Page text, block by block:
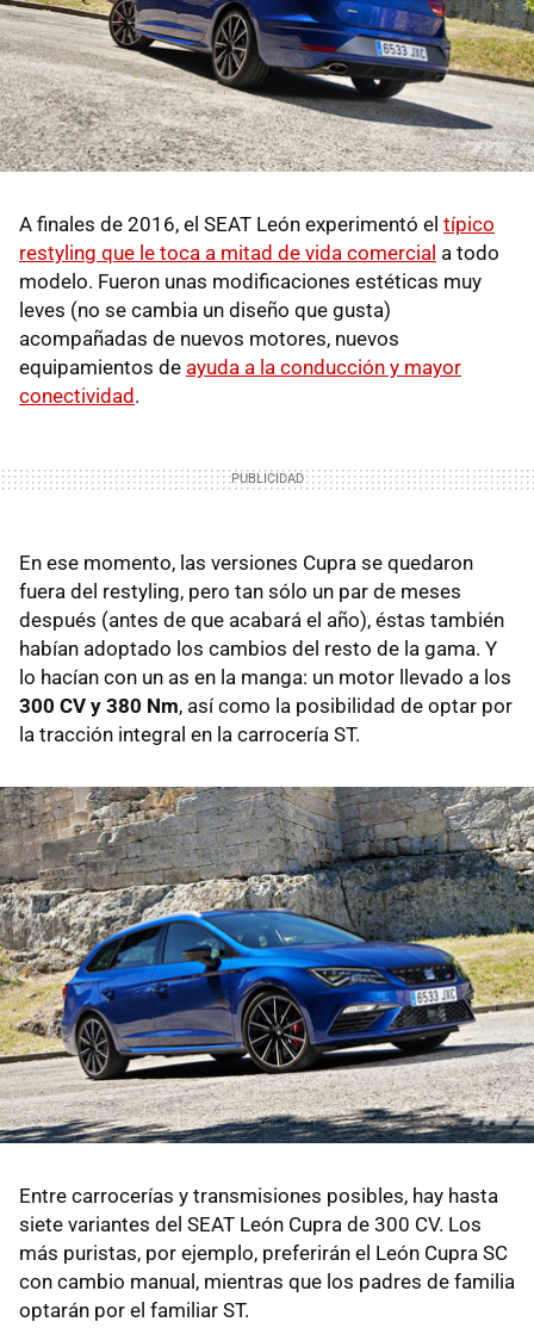
A finales de 2016, el SEAT León experimentó el típico
restyling que le toca a mitad de vida comercial a todo
modelo. Fueron unas modificaciones estéticas muy
leves (no se cambia un diseño que gusta)
acompañadas de nuevos motores, nuevos
equipamientos de ayuda a la conducción y mayor
conectividad .
En ese momento, las versiones Cupra se quedaron
fuera del restyling, pero tan sólo un par de meses
después (antes de que acabará el año), éstas también
habían adoptado los cambios del resto de la gama. Y
lo hacían con un as en la manga: un motor llevado a los
300 CV y 380 Nm, así como la posibilidad de optar por
la tracción integral en la carrocería ST.
Entre carrocerías y transmisiones posibles, hay hasta
siete variantes del SEAT León Cupra de 300 CV. Los
más puristas, por ejemplo, preferirán el León Cupra SC
con cambio manual, mientras que los padres de familia
optarán por el familiar ST.